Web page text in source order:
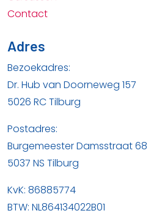
Contact
Adres
Bezoekadres:
Dr. Hub van Doorneweg 157
5026 RC Tilburg
Postadres:
Burgemeester Damsstraat 68
5037 NS Tilburg
KvK: 86885774
BTW: NL864134022B01